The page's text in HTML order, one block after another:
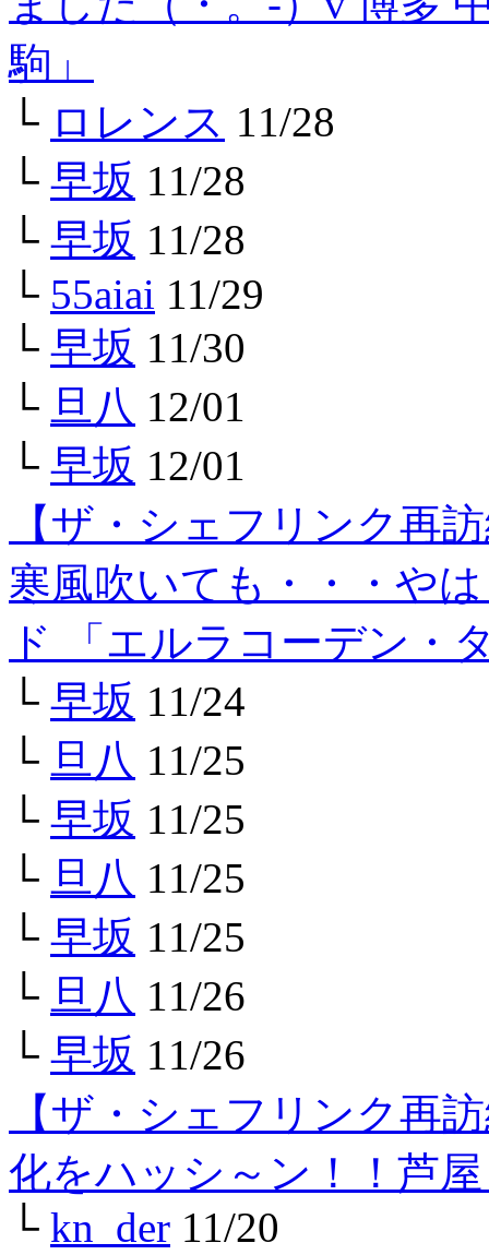
駒」
└ ロレンス 11/28
└ 早坂 11/28
└ 早坂 11/28
└ 55aiai 11/29
└ 早坂 11/30
└ 旦八 12/01
└ 早坂 12/01
【ザ・シェフリンク再
寒風吹いても・・・や
ド 「エルラコーデン・
└ 早坂 11/24
└ 旦八 11/25
└ 早坂 11/25
└ 旦八 11/25
└ 早坂 11/25
└ 旦八 11/26
└ 早坂 11/26
【ザ・シェフリンク再
化をハッシ～ン！！芦
└ kn_der 11/20